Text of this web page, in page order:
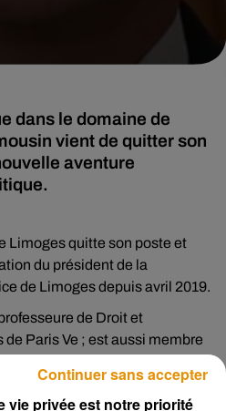
dans le domaine de
vient de quitter son
aventure
Limoges quitte son poste et
du président de la
de Limoges depuis avril 2019.
de Droit et
Paris Ve ; est aussi membre
des Affaires sociales et
la santé publique.
vie privée est notre priorité
Continuer sans accepter